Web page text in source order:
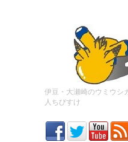
伊豆・大瀬崎のウミウシ
人ちびすけ